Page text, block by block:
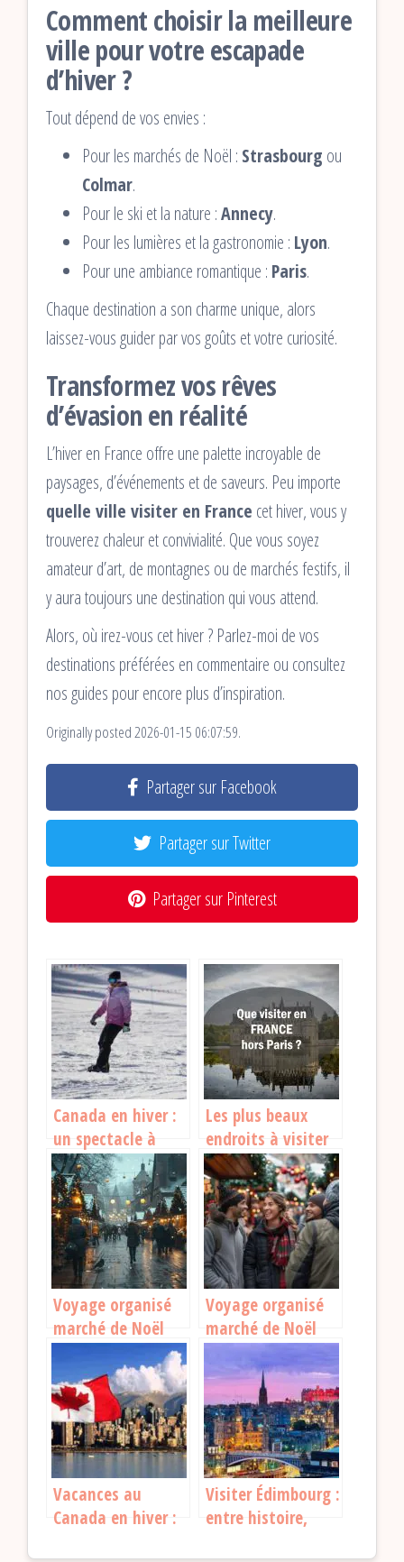
Comment choisir la meilleure
ville pour votre escapade
d’hiver ?
Tout dépend de vos envies :
Pour les marchés de Noël : Strasbourg ou
Colmar.
Pour le ski et la nature :Annecy.
Pour les lumières et la gastronomie : Lyon.
Pour une ambiance romantique : Paris.
Chaque destination a son charme unique, alors
laissez-vous guider par vos goûts et votre curiosité.
Transformez vos rêves
d’évasion en réalité
L’hiver en France offre une palette incroyable de
paysages, d’événements et de saveurs. Peu importe
quelle ville visiter en France cet hiver, vous y
trouverez chaleur et convivialité. Que vous soyez
amateur d’art, de montagnes ou de marchés festifs, il
y aura toujours une destination qui vous attend.
Alors, où irez-vous cet hiver ? Parlez-moi de vos
destinations préférées en commentaire ou consultez
nos guides pour encore plus d’inspiration.
Originally posted 2026-01-15 06:07:59.
Partager sur Facebook
Partager sur Twitter
Partager sur Pinterest
Canada en hiver :
un spectacle à
couper le souffle
Les plus beaux
endroits à visiter
en France en
dehors de Paris
Voyage organisé
marché de Noël
Alsace : une
expérience
féérique à vivre
Voyage organisé
marché de Noël
Strasbourg avec
transport : tout ce
qu’il faut savoir
Vacances au
Canada en hiver :
Visiter Édimbourg :
entre histoire,